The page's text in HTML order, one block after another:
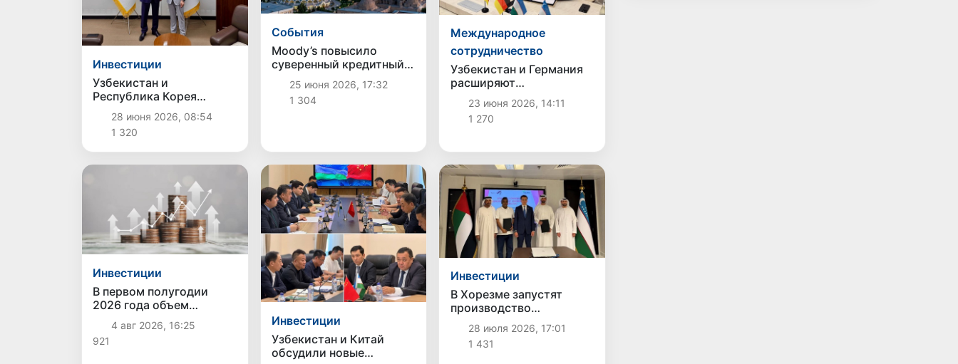
Инвестиции
Узбекистан и
Республика Корея
расширяют
инвестиционное
партнерство:
достигнуты новые
стратегические
28 июня 2026, 08:54
1 320
Cобытия
Moody’s повысило
суверенный кредитный
рейтинг Узбекистана до
уровня «Ba2»
25 июня 2026, 17:32
1 304
Международное
сотрудничество
Узбекистан и Германия
расширяют
сотрудничество в сфере
подготовки и
трудоустройства
23 июня 2026, 14:11
1 270
Инвестиции
В первом полугодии
2026 года объем
инвестиций в
Узбекистане достиг
338,9 трлн сумов
4 авг 2026, 16:25
921
Инвестиции
Узбекистан и Китай
обсудили новые
Инвестиции
В Хорезме запустят
производство
экологичного
авиационного топлива
на основе водородных
28 июля 2026, 17:01
1 431